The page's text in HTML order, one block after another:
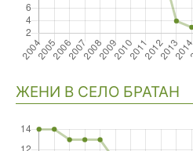
ЖЕНИ В СЕЛО БРАТАН